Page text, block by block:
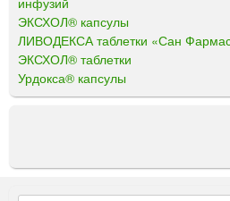
ЭКСХОЛ® капсулы
ЛИВОДЕКСА таблетки «Сан
ЭКСХОЛ® таблетки
Урдокса® капсулы